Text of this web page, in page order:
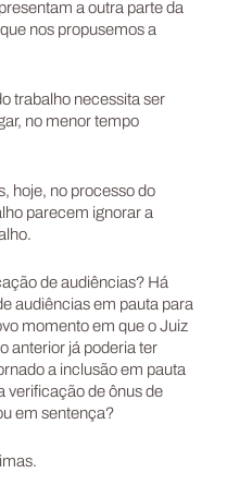
a outra parte da
nos propusemos a
trabalho necessita ser
no menor tempo
hoje, no processo do
parecem ignorar a
de audiências? Há
audiências em pauta para
momento em que o Juiz
anterior já poderia ter
a inclusão em pauta
verificação de ônus de
em sentença?